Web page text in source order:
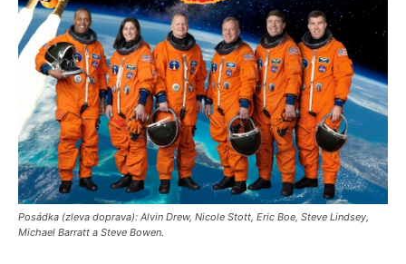
Posádka (zleva doprava): Alvin Drew, Nicole Stott, Eric Boe, Steve Lindsey,
Michael Barratt a Steve Bowen.